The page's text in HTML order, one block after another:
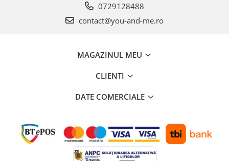
0729128488
contact@you-and-me.ro
MAGAZINUL MEU
CLIENTI
DATE COMERCIALE